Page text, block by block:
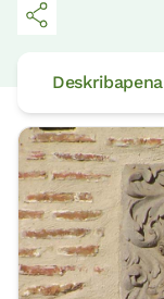
Deskribapena